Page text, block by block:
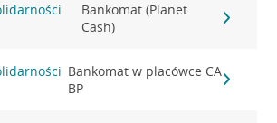
Bankomat (Planet
Cash)
Bankomat w placówce CA
BP